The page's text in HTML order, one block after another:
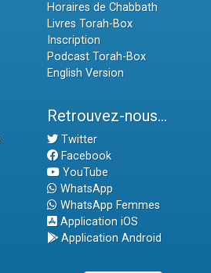
Horaires de Chabbath
Livres Torah-Box
Inscription
Podcast Torah-Box
English Version
Retrouvez-nous...
Twitter
Facebook
YouTube
WhatsApp
WhatsApp Femmes
Application iOS
Application Android